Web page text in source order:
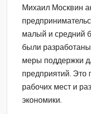
Михаил Москвин
малый и средний
были
меры поддержки
предприятий. Это
рабочих мест и
экономики.